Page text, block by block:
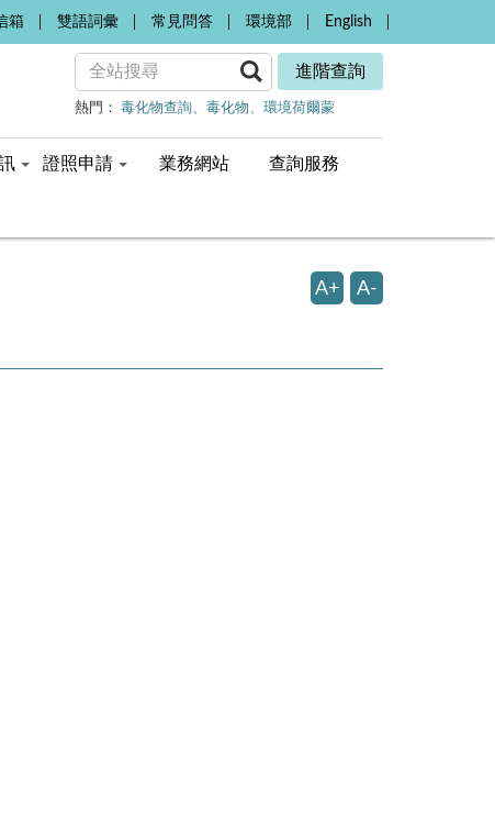
箱 雙語詞彙 常見問答 環境部 English
進階查詢
熱門： 毒化物查詢 毒化物 環境荷爾蒙
證照申請 業務網站 查詢服務
A+ A-